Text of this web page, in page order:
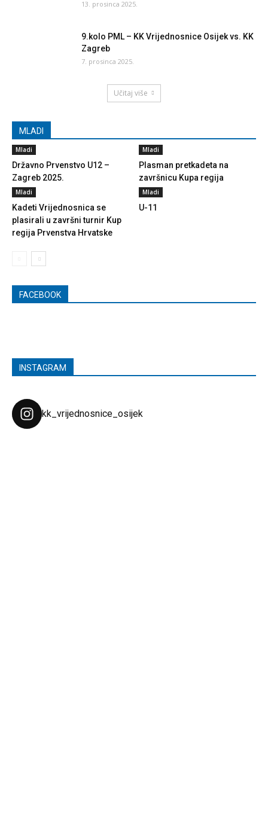
13. prosinca 2025.
9.kolo PML – KK Vrijednosnice Osijek vs. KK
Zagreb
7. prosinca 2025.
Učitaj više
MLADI
Mladi
Državno Prvenstvo U12 –
Zagreb 2025.
Mladi
Plasman pretkadeta na
završnicu Kupa regija
Mladi
Kadeti Vrijednosnica se
plasirali u završni turnir Kup
regija Prvenstva Hrvatske
Mladi
U-11
FACEBOOK
INSTAGRAM
kk_vrijednosnice_osijek